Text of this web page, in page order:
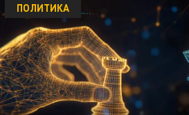
ПОЛИТИКА